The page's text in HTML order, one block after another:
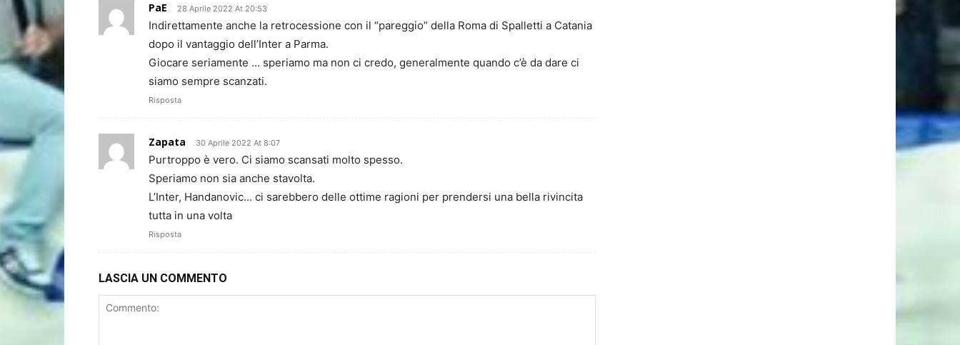
PaE 28 Aprile 2022 At 20:53
Indirettamente anche la retrocessione con il “pareggio” della Roma di Spalletti a Catania
dopo il vantaggio dell’Inter a Parma.
Giocare seriamente … speriamo ma non ci credo, generalmente quando c’è da dare ci
siamo sempre scanzati.
Risposta
Zapata 30 Aprile 2022 At 8:07
Purtroppo è vero. Ci siamo scansati molto spesso.
Speriamo non sia anche stavolta.
L’Inter, Handanovic… ci sarebbero delle ottime ragioni per prendersi una bella rivincita
tutta in una volta
Risposta
LASCIA UN COMMENTO